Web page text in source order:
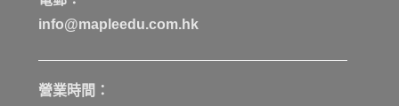
info@mapleedu.com.hk
營業時間：